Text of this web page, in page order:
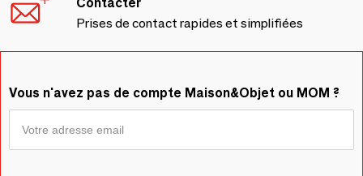
Prises de contact rapides et simplifiées
Vous n'avez pas de compte Maison&Objet ou MOM ?